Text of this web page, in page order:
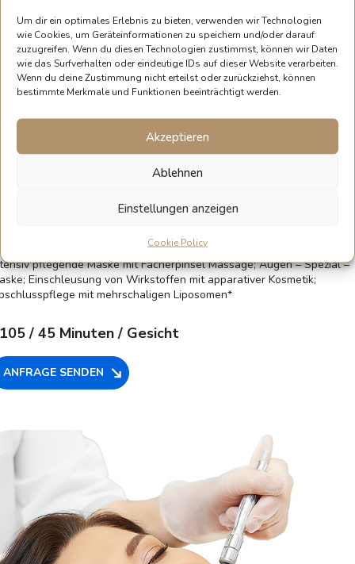
Um dir ein optimales Erlebnis zu bieten, verwenden wir Technologien
wie Cookies, um Geräteinformationen zu speichern und/oder darauf
zuzugreifen. Wenn du diesen Technologien zustimmst, können wir Daten
wie das Surfverhalten oder eindeutige IDs auf dieser Website verarbeiten.
Wenn du deine Zustimmung nicht erteilst oder zurückziehst, können
bestimmte Merkmale und Funktionen beeinträchtigt werden.
Akzeptieren
Ablehnen
Einstellungen anzeigen
Cookie Policy
thermische Wirkung der schonenden Gesichtsbehandlung stimuliert
die Produktion von neuem Kollagen und Elastin. Dadurch erlangen
sofort eine straffere und strahlende Haut. Außerdem werden Poren
und auch mögliche Pigmentstörungen oder Akne-Narben
so effektiv ausgeglichen werden.
einen stabilen und ausdrucksvollen Effekt zu erreichen, sind
im 4 Wochen Rhythmus zu empfehlen.
Fettige und unreine Haut; Reinigung Mitesser, Akne und
feinen Härchen im Gesicht.
aufgetragen; Carbon Peeling wird durchgeführt; Ausreinigung;
pflegende Maske mit Fächerpinsel Massage; Augen – Spezial –
Einschleusung von Wirkstoffen mit apparativer Kosmetik;
mit mehrschaligen Liposomen*
/ 45 Minuten / Gesicht
ANFRAGE SENDEN